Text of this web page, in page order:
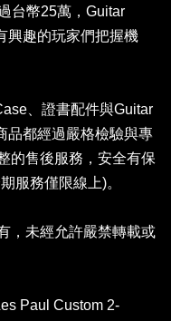
台幣25萬，Guitar
興趣的玩家們把握機
、證書配件與Guitar
品都經過嚴格檢驗與專
的售後服務，安全有保
服務僅限線上)。
，未經允許嚴禁轉載或
Paul Custom 2-